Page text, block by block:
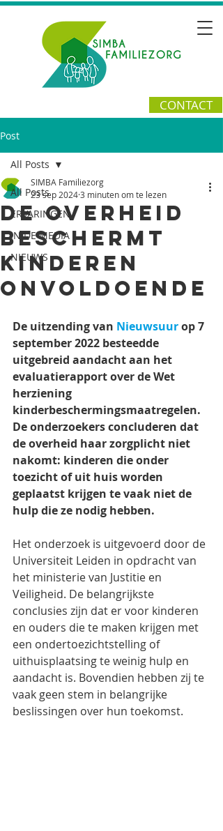
CONTACT
Post
All Posts
ERVARINGEN
IN DE MEDIA
NIEUWS
All Posts
De overheid
beschermt
kinderen
onvoldoende
SIMBA Familiezorg
23 sep 20243 minuten om te lezen
De uitzending van Nieuwsuur op 7
september 2022 besteedde
uitgebreid aandacht aan het
evaluatierapport over de Wet
herziening
kinderbeschermingsmaatregelen.
De onderzoekers concluderen dat
de overheid haar zorgplicht niet
nakomt: kinderen die onder
toezicht of uit huis worden
geplaatst krijgen te vaak niet de
hulp die ze nodig hebben.
Het onderzoek is uitgevoerd door de
Universiteit Leiden in opdracht van
het ministerie van Justitie en
Veiligheid. De belangrijkste
conclusies zijn dat er voor kinderen
en ouders die te maken krijgen met
een ondertoezichtstelling of
uithuisplaatsing te weinig hulp en
aandacht is. Bovendien hebben zij te
vaak geen stem in belangrijke
beslissingen over hun toekomst.